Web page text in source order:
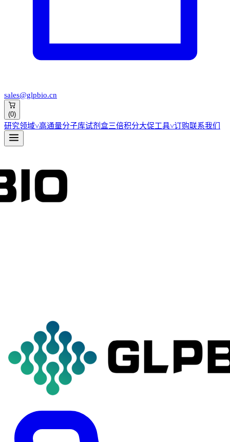
sales@glpbio.cn
(0)
研究领域˅高通量分子库试剂盒三倍积分大促工具˅订购联系我们